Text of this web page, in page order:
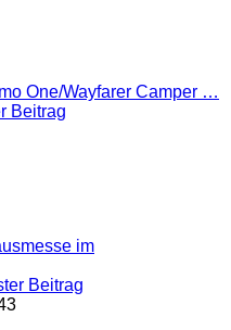
One/Wayfarer Camper …
Beitrag
im
Beitrag